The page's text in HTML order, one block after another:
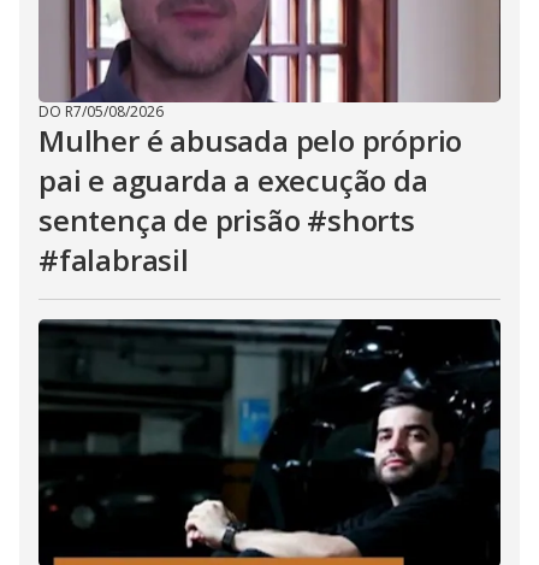
DO R7/05/08/2026
Mulher é abusada pelo próprio
pai e aguarda a execução da
sentença de prisão #shorts
#falabrasil